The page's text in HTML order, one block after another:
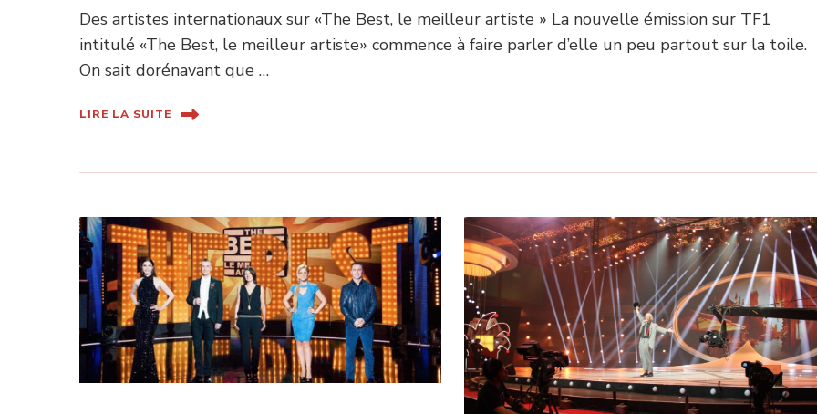
Des artistes internationaux sur «The Best, le meilleur artiste » La nouvelle émission sur TF1
intitulé «The Best, le meilleur artiste» commence à faire parler d’elle un peu partout sur la toile.
On sait dorénavant que …
LIRE LA SUITE